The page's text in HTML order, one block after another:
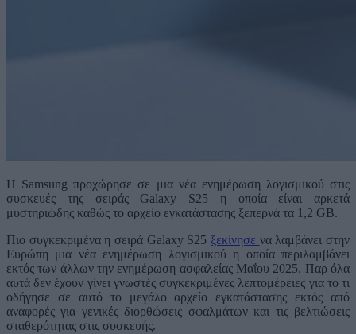
Η Samsung προχώρησε σε μια νέα ενημέρωση λογισμικού στις
συσκευές της σειράς Galaxy S25 η οποία είναι αρκετά
μυστηριώδης καθώς το αρχείο εγκατάστασης ξεπερνά τα 1,2 GB.
Πιο συγκεκριμένα η σειρά Galaxy S25 ξεκίνησε να λαμβάνει στην
Ευρώπη μια νέα ενημέρωση λογισμικού η οποία περιλαμβάνει
εκτός των άλλων την ενημέρωση ασφαλείας Μαΐου 2025. Παρ όλα
αυτά δεν έχουν γίνει γνωστές συγκεκριμένες λεπτομέρειες για το τι
οδήγησε σε αυτό το μεγάλο αρχείο εγκατάστασης εκτός από
αναφορές για γενικές διορθώσεις σφαλμάτων και τις βελτιώσεις
σταθερότητας στις συσκευής.